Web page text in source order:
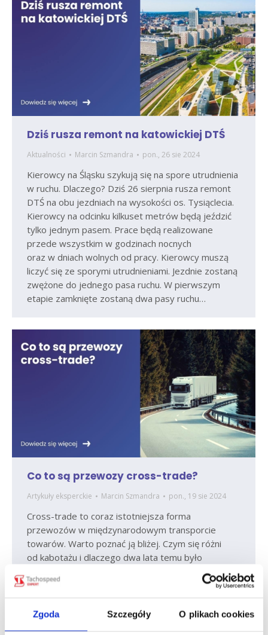
Zgoda Szczegóły O plikach cookies
Dziś rusza remont na katowickiej DTŚ
Aktualności Marcin Szmandra pon., 26 sie 2024
Kierowcy na Śląsku szykują się na spore utrudnienia
w ruchu. Dlaczego? Dziś 26 sierpnia rusza remont
DTŚ na obu jezdniach na wysokości os. Tysiąclecia.
Kierowcy na odcinku kilkuset metrów będą jeździć
tylko jednym pasem. Prace będą realizowane
przede wszystkim w godzinach nocnych
oraz w dniach wolnych od pracy. Kierowcy muszą
liczyć się ze sporymi utrudnieniami. Jezdnie zostaną
zwężone do jednego pasa ruchu. W pierwszym
etapie zamknięte zostaną dwa pasy ruchu…
Co to są przewozy cross-trade?
Artykuły eksperckie Marcin Szmandra pon., 19 sie 2024
Cross-trade to coraz istotniejsza forma
przewozów w międzynarodowym transporcie
towarów. Warto poznać ją bliżej. Czym się różni
od kabotażu i dlaczego dwa lata temu było
tak głośno przewozach cross-trade, zwłaszcza
w kontekście zmian, które wprowadził pakiet
Transport cross-trade to rodzaj przewozu